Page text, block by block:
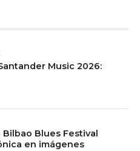
Music 2026:
Blues Festival
en imágenes